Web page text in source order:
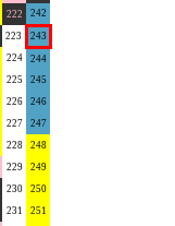
222 242
223
243
224
244
225
245
226
246
227
247
228
248
229
249
230
250
231
251